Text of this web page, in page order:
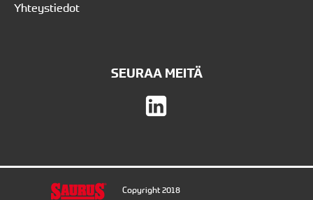
Yhteystiedot
SEURAA MEITÄ
Copyright 2018